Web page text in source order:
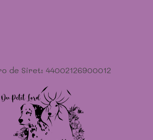
de Siret: 44002126900012